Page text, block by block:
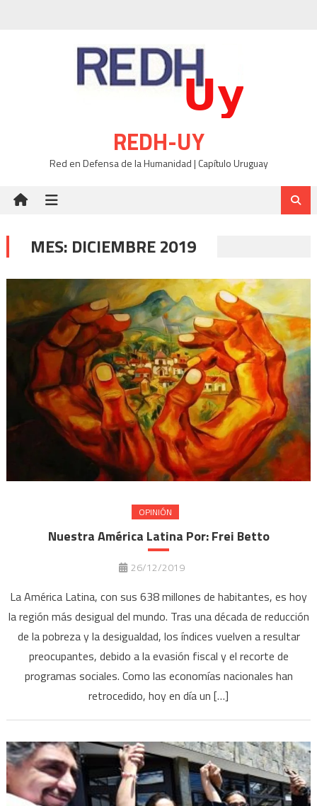
REDH-UY
Red en Defensa de la Humanidad | Capítulo Uruguay
MES: DICIEMBRE 2019
OPINIÓN
Nuestra América Latina Por: Frei Betto
26/12/2019
La América Latina, con sus 638 millones de habitantes, es hoy
la región más desigual del mundo. Tras una década de reducción
de la pobreza y la desigualdad, los índices vuelven a resultar
preocupantes, debido a la evasión fiscal y el recorte de
programas sociales. Como las economías nacionales han
retrocedido, hoy en día un […]